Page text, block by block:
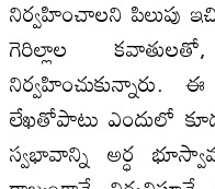
నిర్వహించాలని పిలుపు
గెరిల్లాల
లేఖతోపాటు ఎందులో
స్వభావాన్ని అర్ధ